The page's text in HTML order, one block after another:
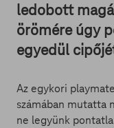
ledobott
örömére úgy
egyedül
Az egykori
számában mutatta
ne legyünk